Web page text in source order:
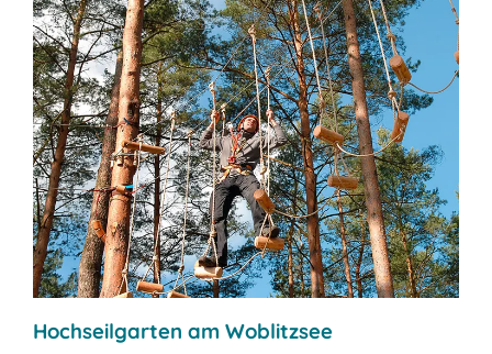
Hochseilgarten am Woblitzsee